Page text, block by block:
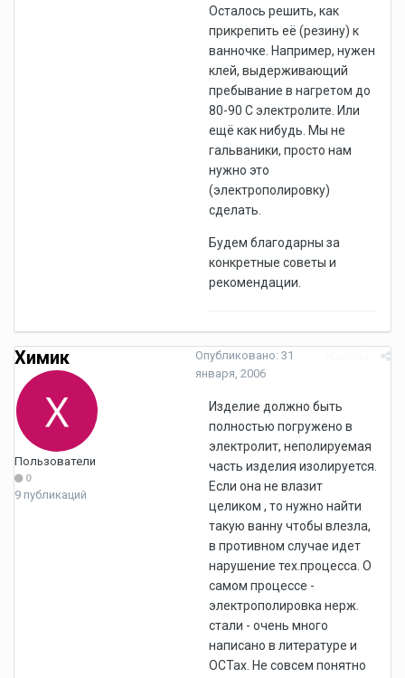
Осталось решить, как
прикрепить её (резину) к
ванночке. Например, нужен
клей, выдерживающий
пребывание в нагретом до
80-90 С электролите. Или
ещё как нибудь. Мы не
гальваники, просто нам
нужно это
(электрополировку)
сделать.
Будем благодарны за
конкретные советы и
рекомендации.
Химик
Пользователи
0
9 публикаций
Опубликовано: 31
января, 2006
Изделие должно быть
полностью погружено в
электролит, неполируемая
часть изделия изолируется.
Если она не влазит
целиком , то нужно найти
такую ванну чтобы влезла,
в противном случае идет
нарушение тех.процесса. О
самом процессе -
электрополировка нерж.
стали - очень много
написано в литературе и
ОСТах. Не совсем понятно